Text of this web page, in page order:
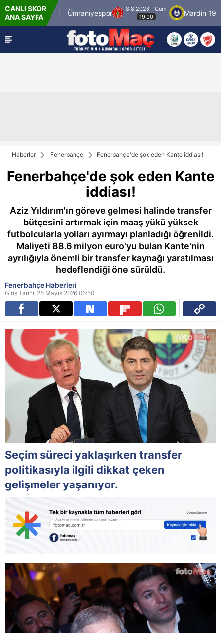
CANLI SKOR
ANA SAYFAÜmraniyespor
8.8.2026 - Cum
19:00
Mardin 1969 Spor
Haberler Fenerbahçe Fenerbahçe'de şok eden Kante iddiası!
Fenerbahçe'de şok eden Kante
iddiası!
Aziz Yıldırım'ın göreve gelmesi halinde transfer
bütçesini artırmak için maaş yükü yüksek
futbolcularla yolları ayırmayı planladığı öğrenildi.
Maliyeti 88.6 milyon euro'yu bulan Kante'nin
ayrılığıyla önemli bir transfer kaynağı yaratılması
hedeflendiği öne sürüldü.
Fenerbahçe Haberleri
Giriş Tarihi: 26 Mayıs 2026 06:50
Seçim süreci yaklaşırken transfer
politikasıyla ilgili dikkat çeken
gelişmeler yaşanıyor.